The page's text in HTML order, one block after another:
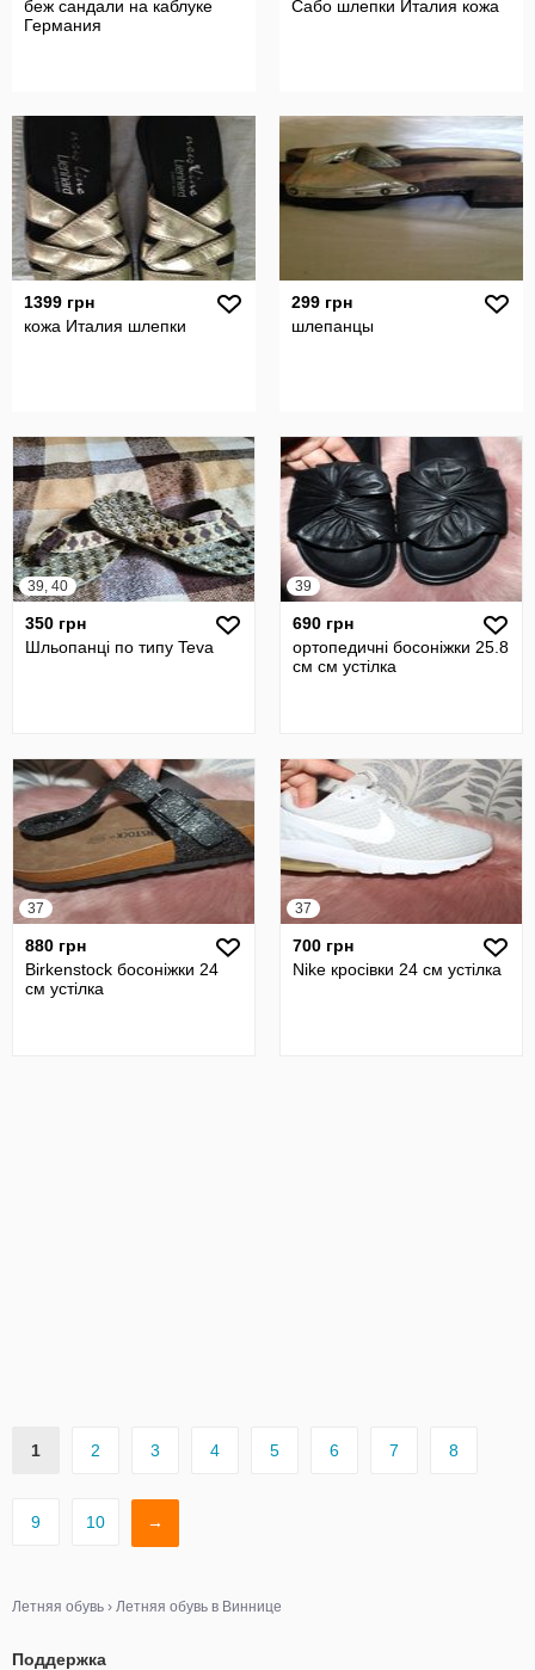
беж сандали на каблуке
Германия
Сабо шлепки Италия кожа
1399 грн
кожа Италия шлепки
299 грн
шлепанцы
39, 40
350 грн
Шльопанці по типу Teva
39
690 грн
ортопедичні босоніжки 25.8
см см устілка
37
880 грн
Birkenstock босоніжки 24
см устілка
37
700 грн
Nike кросівки 24 см устілка
1 2 3 4 5 6 7 8
9 10 →
Летняя обувь › Летняя обувь в Виннице
Поддержка